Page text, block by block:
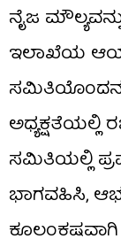
ನೈಜ
ಇಲಾಖೆಯ
ಸಮಿತಿಯಲ್ಲಿ
ಭಾಗವಹಿಸಿ,